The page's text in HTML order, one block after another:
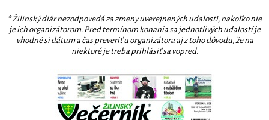
* Žilinský diár nezodpovedá za zmeny uverejnených udalostí, nakoľko nie
je ich organizátorom. Pred termínom konania sa jednotlivých udalostí je
vhodné si dátum a čas preveriť u organizátora aj z toho dôvodu, že na
niektoré je treba prihlásiť sa vopred.